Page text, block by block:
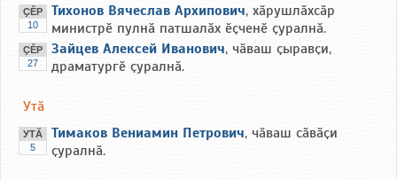
ҪӖР
10
Тихонов Вячеслав Архипович, хӑрушлӑхсӑр
министрӗ пулнӑ патшалӑх ӗҫченӗ ҫуралнӑ.
ҪӖР
27
Зайцев Алексей Иванович, чӑваш ҫыравҫи,
драматургӗ ҫуралнӑ.
Утӑ
УТӐ
5
Тимаков Вениамин Петрович, чӑваш сӑвӑҫи
ҫуралнӑ.